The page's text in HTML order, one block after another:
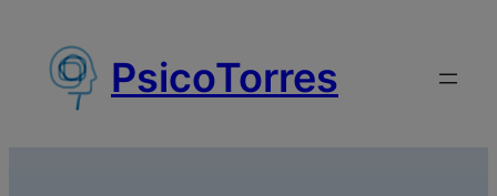
contenido
PsicoTorres